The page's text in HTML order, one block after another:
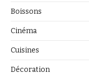
Boissons
Cinéma
Cuisines
Décoration